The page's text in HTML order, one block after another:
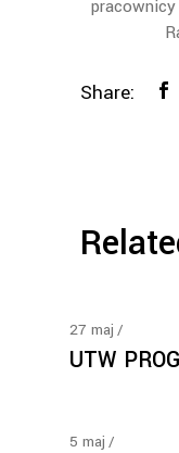
Share:
27 maj
UTW
5 maj